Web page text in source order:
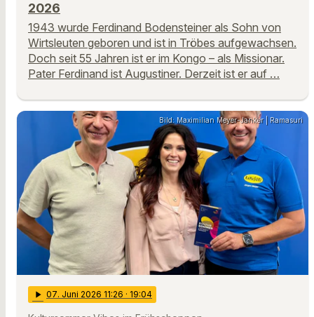
2026
1943 wurde Ferdinand Bodensteiner als Sohn von
Wirtsleuten geboren und ist in Tröbes aufgewachsen.
Doch seit 55 Jahren ist er im Kongo – als Missionar.
Pater Ferdinand ist Augustiner. Derzeit ist er auf …
Bild: Maximilian Meyer-Janker | Ramasuri
play_arrow 07. Juni 2026 11:26 · 19:04